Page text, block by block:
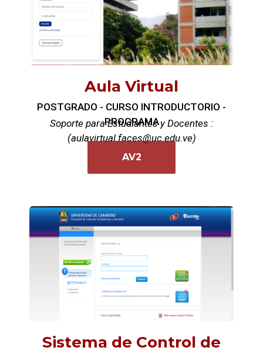
Aula Virtual
POSTGRADO - CURSO INTRODUCTORIO -
PROGRAMA
Soporte para Estudiantes y Docentes :
(aulavirtual.faces@uc.edu.ve)
AV2
Sistema de Control de